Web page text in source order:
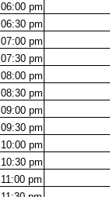
06:00 pm
06:30 pm
07:00 pm
07:30 pm
08:00 pm
08:30 pm
09:00 pm
09:30 pm
10:00 pm
10:30 pm
11:00 pm